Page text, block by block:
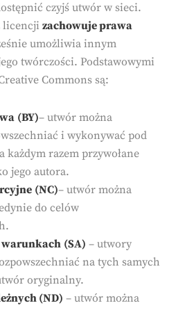
czyjś utwór w sieci.
licencji zachowuje prawa
umożliwia innym
twórczości. Podstawowymi
Commons są:
(BY)– utwór można
i wykonywać pod
każdym razem przywołane
jego autora.
(NC)– utwór można
do celów
warunkach (SA) – utwory
na tych samych
oryginalny.
(ND) – utwór można